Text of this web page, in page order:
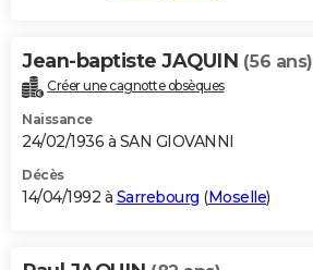
Jean-baptiste JAQUIN (56 ans)
Créer une cagnotte obsèques
Naissance
24/02/1936 à SAN GIOVANNI
Décès
14/04/1992 à Sarrebourg (Moselle)